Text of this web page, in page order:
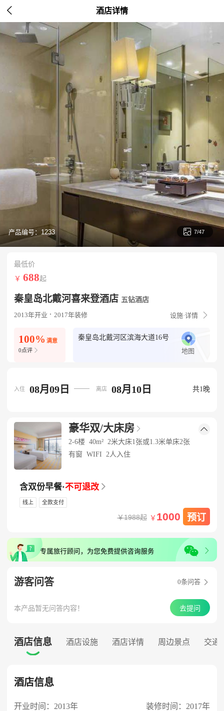
 酒店详情
产品编号：1233  7/47
最低价
￥ 688起
秦皇岛北戴河喜来登酒店 五钻酒店
2013年开业
2017年装修 设施·详情 
100% 满意
0点评 
秦皇岛北戴河区滨海大道16号
地图
入住 08月09日 离店 08月10日 共1晚

豪华双/大床房 
2-6楼 40m² 2米大床1张或1.3米单床2张
有窗 WIFI 2人入住
含双份早餐·不可退改 
线上 全款支付
￥1988起 ￥ 1000 预订
游客问答 0条问答 
本产品暂无问答内容！ 去提问
酒店信息 酒店设施 酒店详情 周边景点 交通

酒店信息
开业时间：2013年 装修时间：2017年